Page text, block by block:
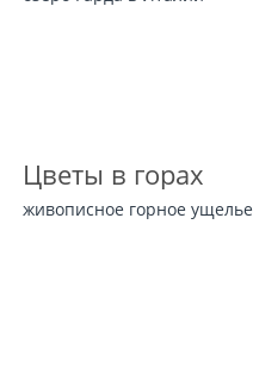
Цветы в горах
живописное горное ущелье